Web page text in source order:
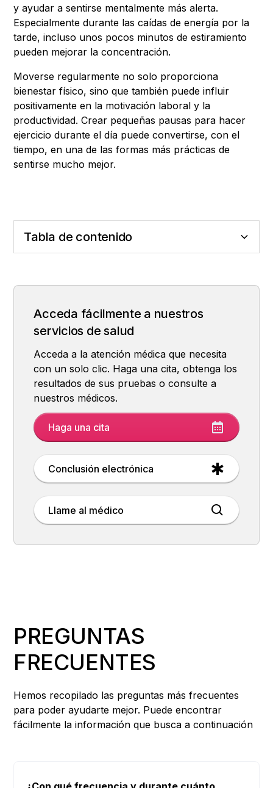
y ayudar a sentirse mentalmente más alerta.
Especialmente durante las caídas de energía por la
tarde, incluso unos pocos minutos de estiramiento
pueden mejorar la concentración.
Moverse regularmente no solo proporciona
bienestar físico, sino que también puede influir
positivamente en la motivación laboral y la
productividad. Crear pequeñas pausas para hacer
ejercicio durante el día puede convertirse, con el
tiempo, en una de las formas más prácticas de
sentirse mucho mejor.
Tabla de contenido
Acceda fácilmente a nuestros
servicios de salud
Acceda a la atención médica que necesita
con un solo clic. Haga una cita, obtenga los
resultados de sus pruebas o consulte a
nuestros médicos.
Haga una cita
Conclusión electrónica
Llame al médico
PREGUNTAS
FRECUENTES
Hemos recopilado las preguntas más frecuentes
para poder ayudarte mejor. Puede encontrar
fácilmente la información que busca a continuación